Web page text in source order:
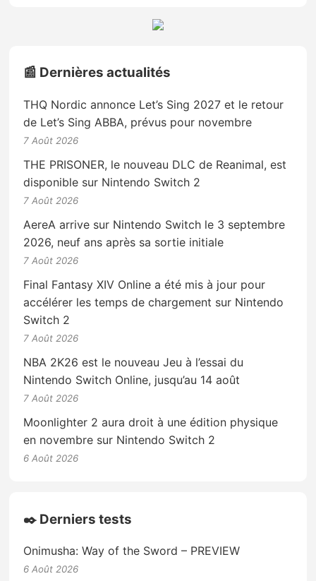
📰 Dernières actualités
THQ Nordic annonce Let’s Sing 2027 et le retour
de Let’s Sing ABBA, prévus pour novembre
7 Août 2026
THE PRISONER, le nouveau DLC de Reanimal, est
disponible sur Nintendo Switch 2
7 Août 2026
AereA arrive sur Nintendo Switch le 3 septembre
2026, neuf ans après sa sortie initiale
7 Août 2026
Final Fantasy XIV Online a été mis à jour pour
accélérer les temps de chargement sur Nintendo
Switch 2
7 Août 2026
NBA 2K26 est le nouveau Jeu à l’essai du
Nintendo Switch Online, jusqu’au 14 août
7 Août 2026
Moonlighter 2 aura droit à une édition physique
en novembre sur Nintendo Switch 2
6 Août 2026
✒️ Derniers tests
Onimusha: Way of the Sword – PREVIEW
6 Août 2026